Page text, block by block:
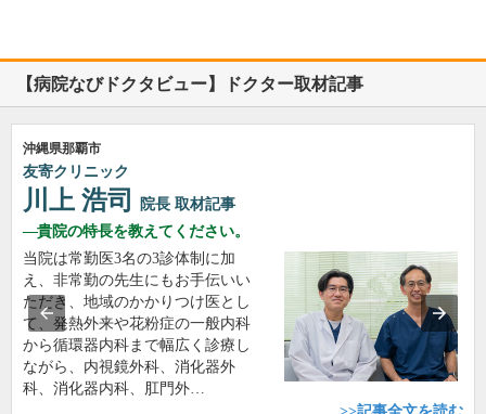
【病院なびドクタビュー】ドクター取材記事
沖縄県那覇市
友寄クリニック
川上 浩司 院長 取材記事
貴院の特長を教えてください。
当院は常勤医3名の3診体制に加
え、非常勤の先生にもお手伝いい
ただき、地域のかかりつけ医とし
て、発熱外来や花粉症の一般内科
から循環器内科まで幅広く診療し
ながら、内視鏡外科、消化器外
科、消化器内科、肛門外…